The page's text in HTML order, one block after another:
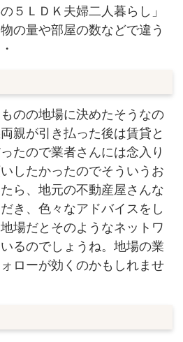
５ＬＤＫ夫婦二人暮らし」
の量や部屋の数などで違う
のの地場に決めたそうなの
親が引き払った後は賃貸と
たので業者さんには念入り
したかったのでそういうお
ら、地元の不動産屋さんな
き、色々なアドバイスをし
場だとそのようなネットワ
るのでしょうね。地場の業
ローが効くのかもしれませ